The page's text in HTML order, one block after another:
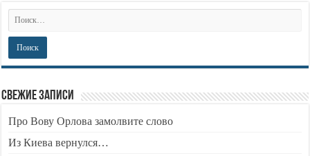
Свежие записи
Про Вову Орлова замолвите слово
Из Киева вернулся…